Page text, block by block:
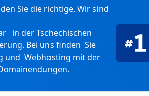
Sie die richtige. Wir sind
in der Tschechischen
. Bei uns finden Sie
und Webhosting mit der
.